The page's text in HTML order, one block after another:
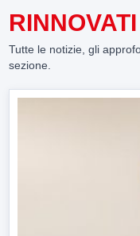
Tutte le notizie, gli
sezione.